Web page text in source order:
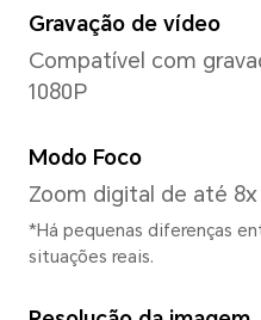
Processador
Modelo de